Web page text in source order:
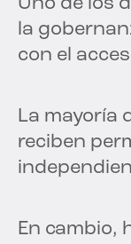
Uno de los
la
con el
La mayoría
reciben
En cambio,